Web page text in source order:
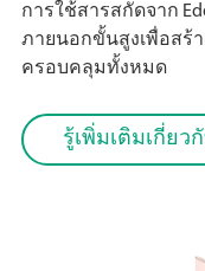
การใช้สารสกัดจาก
ภายนอกขั้นสูงเพื่อสร้
ครอบคลุมทั้งหมด
รู้เพิ่มเติมเกี่ยว